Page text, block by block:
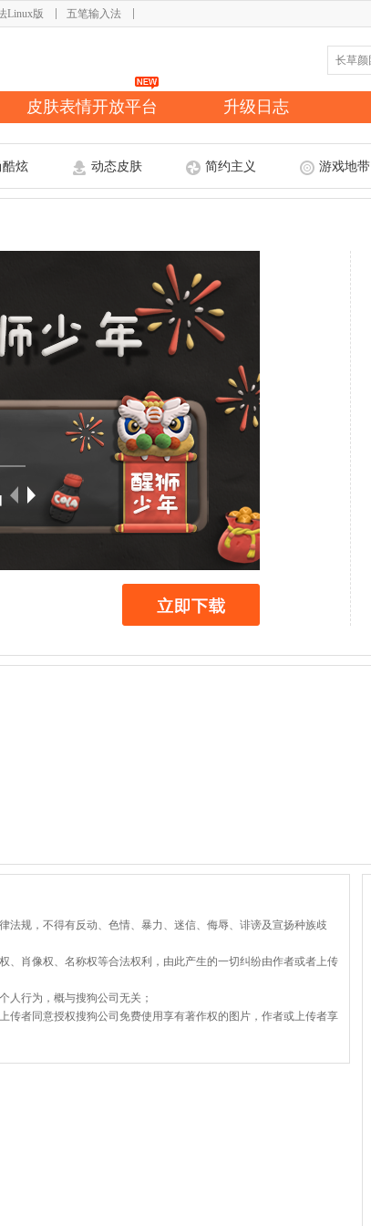
Linux版 五笔输入法
皮肤表情开放平台 升级日志
酷炫 动态皮肤 简约主义 游戏地带
法规，不得有反动、色情、暴力、迷信、侮辱、诽谤及宣扬种族歧
、肖像权、名称权等合法权利，由此产生的一切纠纷由作者或者上传
人行为，概与搜狗公司无关；
传者同意授权搜狗公司免费使用享有著作权的图片，作者或上传者享